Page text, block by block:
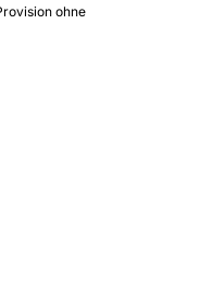
ohne